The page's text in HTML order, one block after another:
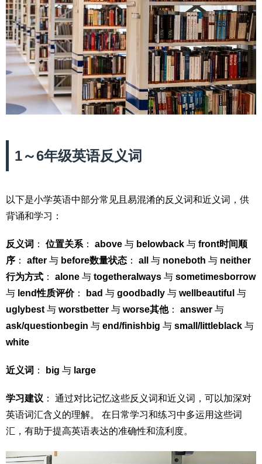
1～6年级英语反义词
以下是小学英语中部分常见且易混淆的反义词和近义词，供
背诵和学习：
反义词 ： 位置关系 ： above 与 belowback 与 front时间顺
序 ： after 与 before数量状态 ： all 与 noneboth 与 neither
行为方式 ： alone 与 togetheralways 与 sometimesborrow
与 lend性质评价： bad 与 good badly 与 well beautiful 与
uglybest 与 worstbetter 与 worse其他： answer 与
ask/question begin 与 end/finish big 与 small/littleblack 与
white
近义词 ： big 与 large
学习建议 ： 通过对比记忆这些反义词和近义词，可以加深对
英语词汇含义的理解。 在日常学习和练习中多运用这些词
汇，有助于提高英语表达的准确性和流利度。